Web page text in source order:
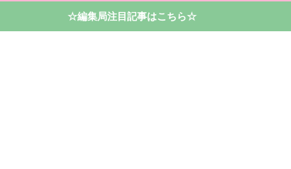
☆編集局注目記事はこちら☆